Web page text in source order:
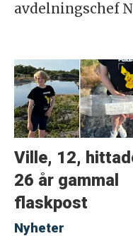
avdelningschef
Ville, 12,
26 år gammal
flaskpost
Nyheter